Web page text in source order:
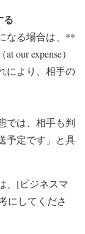
る
なる場合は、**
our expense）
により、相手の
では、相手も判
予定です」と具
、[ビジネスマ
にしてくださ